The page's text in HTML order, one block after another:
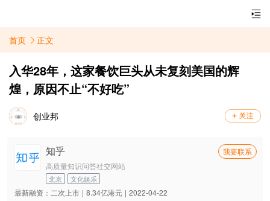
首页 正文
入华28年，这家餐饮巨头从未复刻美国的辉
煌，原因不止“不好吃”
创业邦
知乎
我要联系
高质量知识问答社交网站
北京 文化娱乐
最新融资： 二次上市 | 8.34亿港元 | 2022-04-22